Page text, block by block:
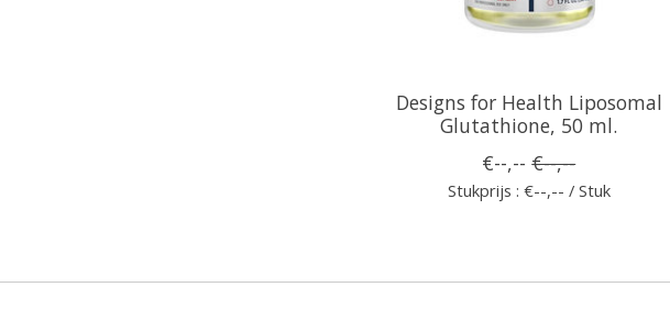
Designs for Health Liposomal
Glutathione, 50 ml.
€--,-- €--,--
Stukprijs : €--,-- / Stuk